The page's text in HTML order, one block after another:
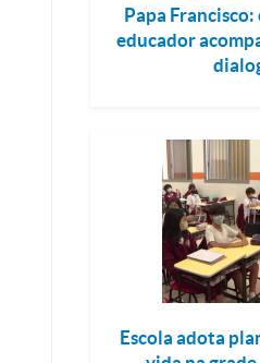
Papa
educador
Escola adota